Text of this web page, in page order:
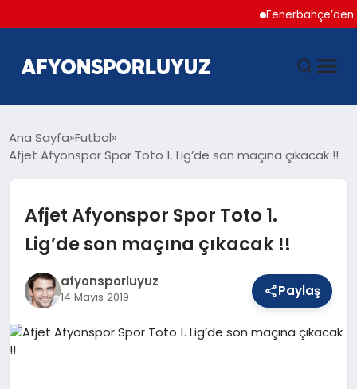
Fenerbahçe’den
AFYONSPOR
FUTBOL
Ana Sayfa Futbol
Afjet Afyonspor Spor Toto 1. Lig’de son maçına çıkacak !!
Afjet Afyonspor Spor Toto 1.
Lig’de son maçına çıkacak !!
afyonsporluyuz
14 Mayıs 2019 Paylaş